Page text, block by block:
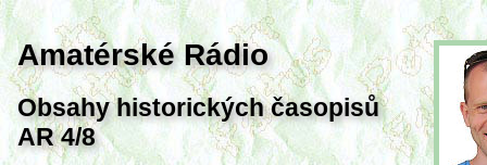
Amatérské Rádio
Obsahy historických časopisů
AR 4/8